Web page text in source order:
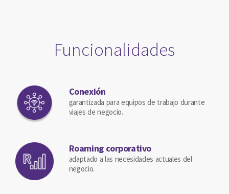
Funcionalidades
Conexión
garantizada para equipos de trabajo durante
viajes de negocio.
Roaming corporativo
adaptado a las necesidades actuales del
negocio.